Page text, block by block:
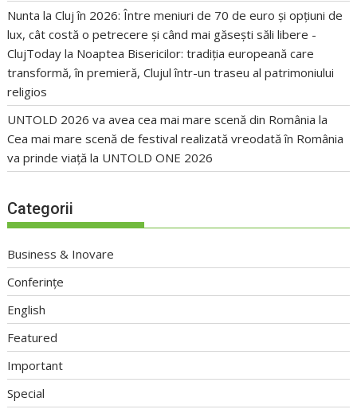
Nunta la Cluj în 2026: Între meniuri de 70 de euro și opțiuni de
lux, cât costă o petrecere și când mai găsești săli libere -
ClujToday la Noaptea Bisericilor: tradiția europeană care
transformă, în premieră, Clujul într-un traseu al patrimoniului
religios
UNTOLD 2026 va avea cea mai mare scenă din România la
Cea mai mare scenă de festival realizată vreodată în România
va prinde viață la UNTOLD ONE 2026
Categorii
Business & Inovare
Conferințe
English
Featured
Important
Special